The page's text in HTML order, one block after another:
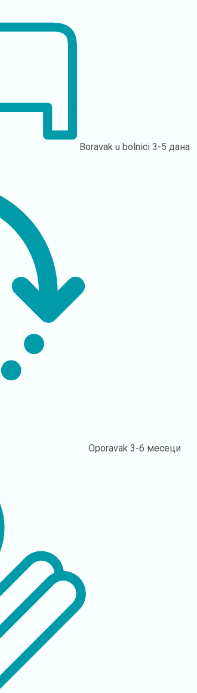
Boravak u bolnici 3-5 дана
Oporavak 3-6 месеци